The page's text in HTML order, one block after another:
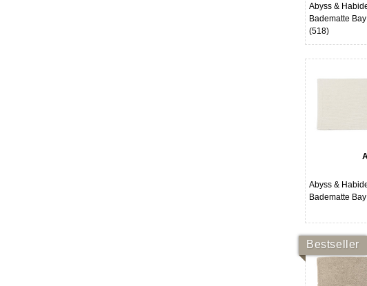
Abyss &
Badematte
(518)
Abyss &
Badematte
Bestseller